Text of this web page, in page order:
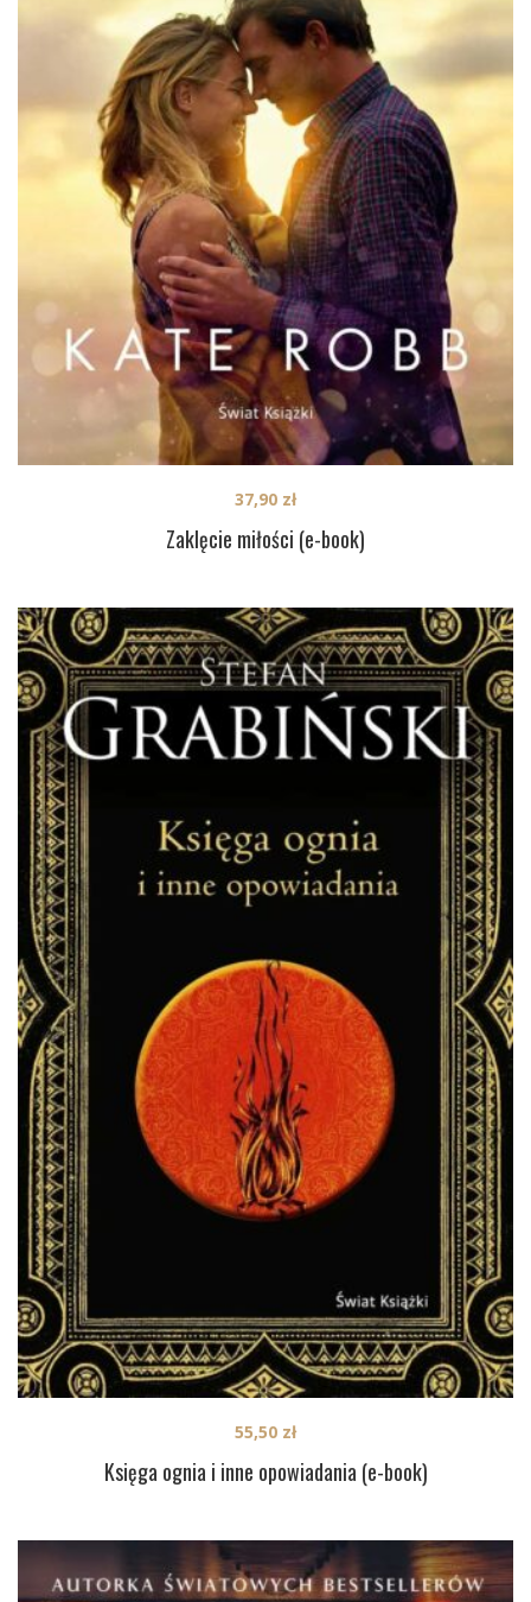
Zaklęcie miłości (e-book)
37,90 zł
Księga ognia i inne opowiadania (e-book)
55,50 zł